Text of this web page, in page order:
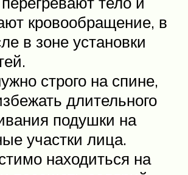
кровообращение, в
в зоне установки
строго на спине,
длительного
подушки на
участки лица.
находиться на